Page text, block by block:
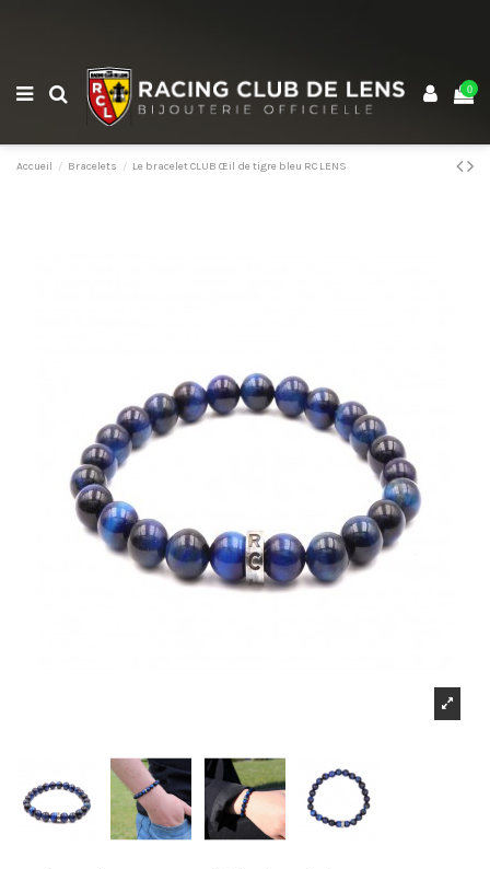
0
Accueil Bracelets Le bracelet CLUB Œil de tigre bleu RC LENS